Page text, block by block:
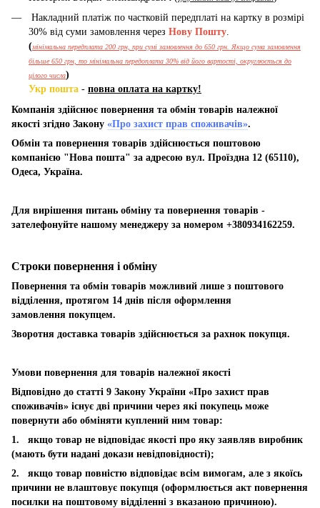
Накладний платіж по частковій передплаті на картку в розмірі
30% від суми замовлення через Нову Пошту.
(мінімальна передплата 200 грн, при сумі замовлення до 650 грн. Якщо сума замовлення
більше 650 грн, то мінімальна передоплата 30% від його вартості, округлюється до
цілого числа)
Укр пошта - повна оплата на картку!
Компанія здійснює повернення та обмін товарів належної
якості згідно Закону «Про захист прав споживачів».
Обмін та повернення товарів здійснюється поштовою
компанією "Нова пошта" за адресою вул. Проїздна 12 (65110),
Одеса, Україна.
Для вирішення питань обміну та повернення товарів -
зателефонуйте нашому менеджеру за номером +380934162259.
Строки повернення і обміну
Повернення та обмін товарів можливий лише з поштового
відділення, протягом 14 днів після оформлення
замовлення покупцем.
Зворотня доставка товарів здійснюється за рахнок покупця.
Умови повернення для товарів належної якості
Відповідно до статті 9 Закону України «Про захист прав
споживачів» існує дві причини через які покупець може
повернути або обміняти куплений ним товар:
1. якщо товар не відповідає якості про яку заявляв виробник
(мають бути надані докази невідповідності);
2. якщо товар повністю відповідає всім вимогам, але з якоїсь
причини не влаштовує покупця (оформлюється акт повернення
посилки на поштовому відділенні з вказаною причиною).